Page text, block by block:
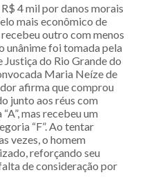
4 mil por danos morais
mais econômico de
outro com menos
unânime foi tomada pela
Justiça do Rio Grande do
Maria Neíze de
afirma que comprou
junto aos réus com
mas recebeu um
“F”. Ao tentar
vezes, o homem
reforçando seu
de consideração por